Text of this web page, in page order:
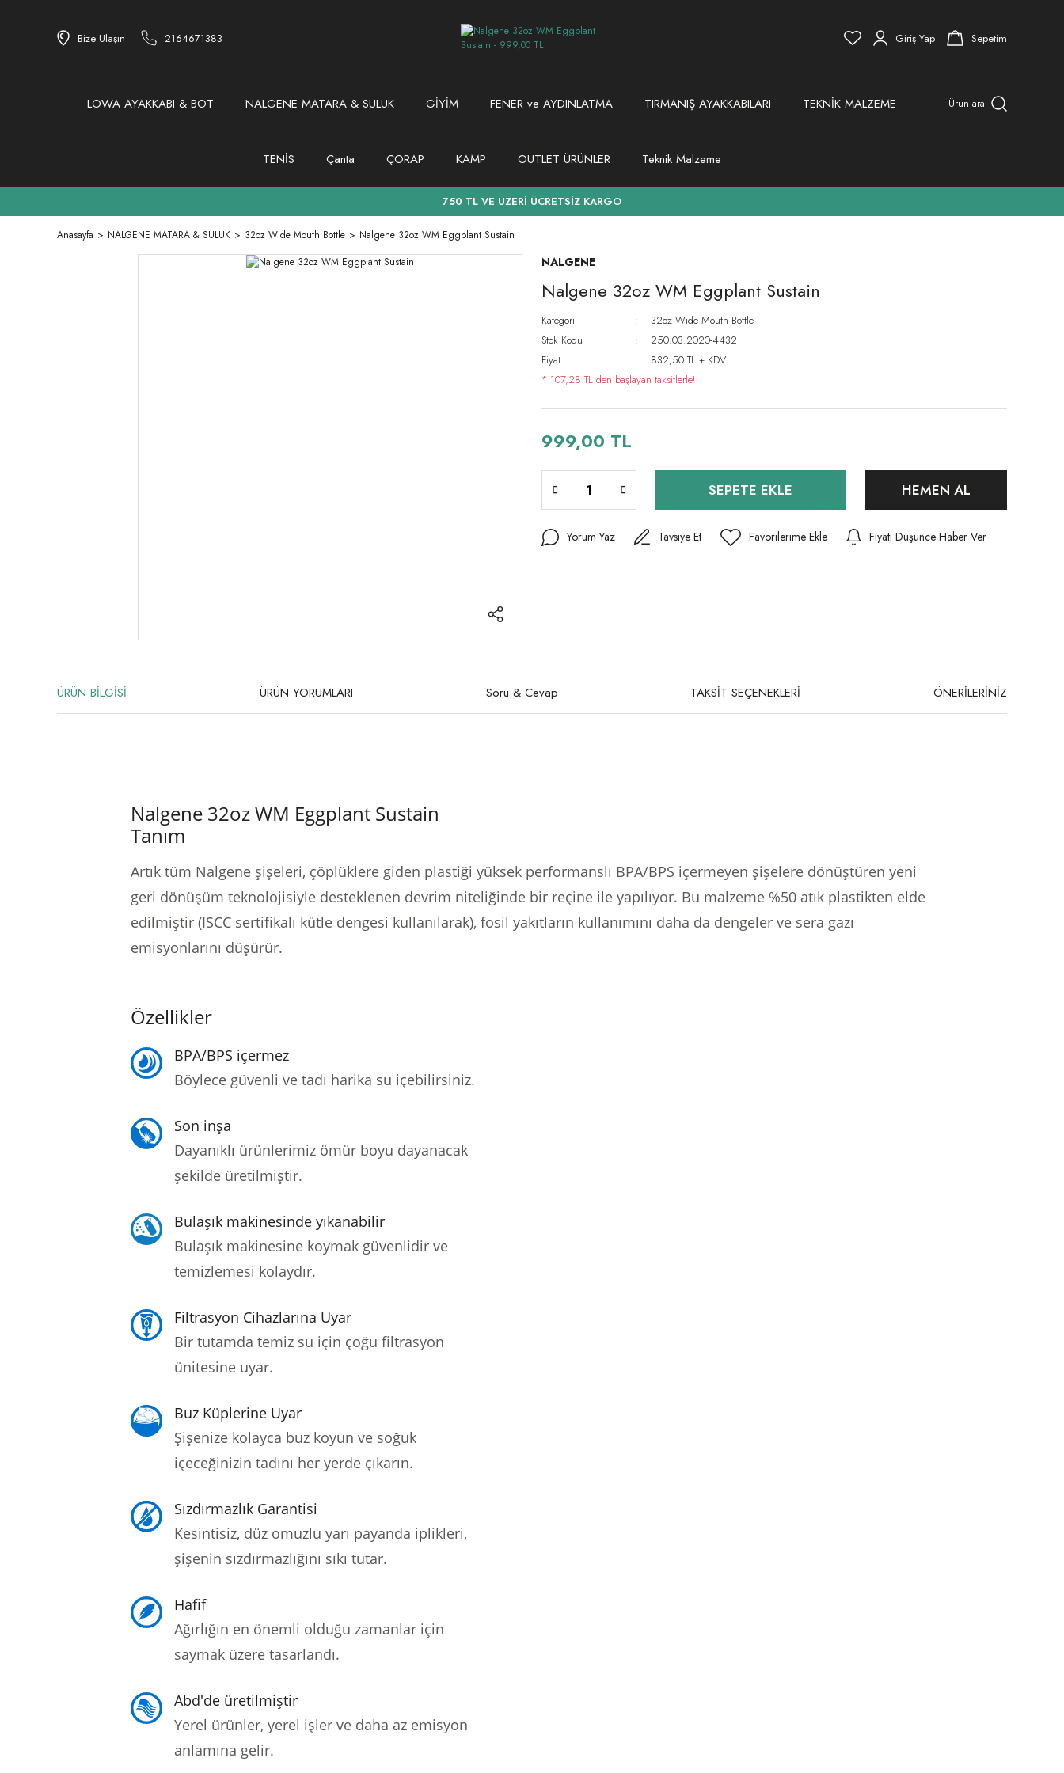
Bize Ulaşın 2164671383 Giriş Yap Sepetim
LOWA AYAKKABI & BOT NALGENE MATARA & SULUK GİYİM FENER ve AYDINLATMA TIRMANIŞ AYAKKABILARI TEKNİK MALZEME
TENİS Çanta ÇORAP KAMP OUTLET ÜRÜNLER Teknik Malzeme
Ürün ara
750 TL VE ÜZERİ ÜCRETSİZ KARGO
Anasayfa NALGENE MATARA & SULUK 32oz Wide Mouth Bottle Nalgene 32oz WM Eggplant Sustain
NALGENE
Nalgene 32oz WM Eggplant Sustain
Kategori
32oz Wide Mouth Bottle
Stok Kodu
250.03.2020-4432
Fiyat
832,50 TL + KDV
* 107,28 TL den başlayan taksitlerle!
999,00 TL
SEPETE EKLE HEMEN AL
Yorum Yaz Tavsiye Et Fiyatı Düşünce Haber Ver
ÜRÜN BİLGİSİ ÜRÜN YORUMLARI Soru & Cevap TAKSİT SEÇENEKLERİ ÖNERİLERİNİZ
Nalgene 32oz WM Eggplant Sustain
Tanım
Artık tüm Nalgene şişeleri, çöplüklere giden plastiği yüksek performanslı BPA/BPS içermeyen şişelere dönüştüren yeni
geri dönüşüm teknolojisiyle desteklenen devrim niteliğinde bir reçine ile yapılıyor. Bu malzeme %50 atık plastikten elde
edilmiştir (ISCC sertifikalı kütle dengesi kullanılarak), fosil yakıtların kullanımını daha da dengeler ve sera gazı
emisyonlarını düşürür.
Özellikler
BPA/BPS içermez
Böylece güvenli ve tadı harika su içebilirsiniz.
Son inşa
Dayanıklı ürünlerimiz ömür boyu dayanacak
şekilde üretilmiştir.
Bulaşık makinesinde yıkanabilir
Bulaşık makinesine koymak güvenlidir ve
temizlemesi kolaydır.
Filtrasyon Cihazlarına Uyar
Bir tutamda temiz su için çoğu filtrasyon
ünitesine uyar.
Buz Küplerine Uyar
Şişenize kolayca buz koyun ve soğuk
içeceğinizin tadını her yerde çıkarın.
Sızdırmazlık Garantisi
Kesintisiz, düz omuzlu yarı payanda iplikleri,
şişenin sızdırmazlığını sıkı tutar.
Hafif
Ağırlığın en önemli olduğu zamanlar için
saymak üzere tasarlandı.
Abd'de üretilmiştir
Yerel ürünler, yerel işler ve daha az emisyon
anlamına gelir.